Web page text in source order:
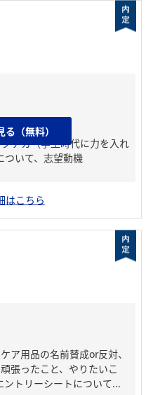
チカ（学生時代に力を入れ
ついて、志望動機
（無料）
はこちら
ア用品の名前賛成or反対、
張ったこと、やりたいこ
トリーシートについて...